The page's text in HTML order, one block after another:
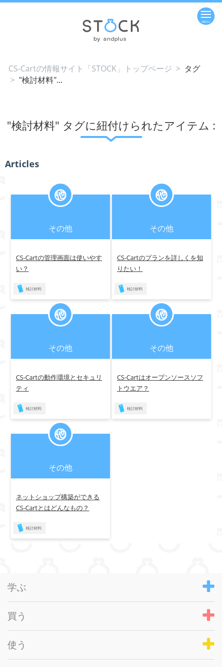
CS-Cartの情報サイト「STOCK」トップページ > タグ
> "検討材料"...
"検討材料" タグに紐付けられたアイテム :
Articles
その他
CS-Cartの管理画面は使いやす
い？
検討材料
その他
CS-Cartのプランを詳しくを知
りたい！
検討材料
その他
CS-Cartの動作環境とセキュリ
ティ
検討材料
その他
CS-Cartはオープンソースソフ
トウエア？
検討材料
その他
ネットショップ構築ができる
CS-Cartとはどんなもの？
検討材料
学ぶ
買う
使う